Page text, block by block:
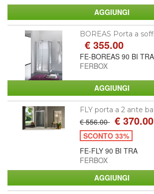
BOREAS Porta a
€ 355.00
FE-BOREAS 90 BI TRA
FERBOX
FLY porta a 2 ante
€ 556.00 € 370.00
SCONTO 33%
FE-FLY 90 BI TRA
FERBOX